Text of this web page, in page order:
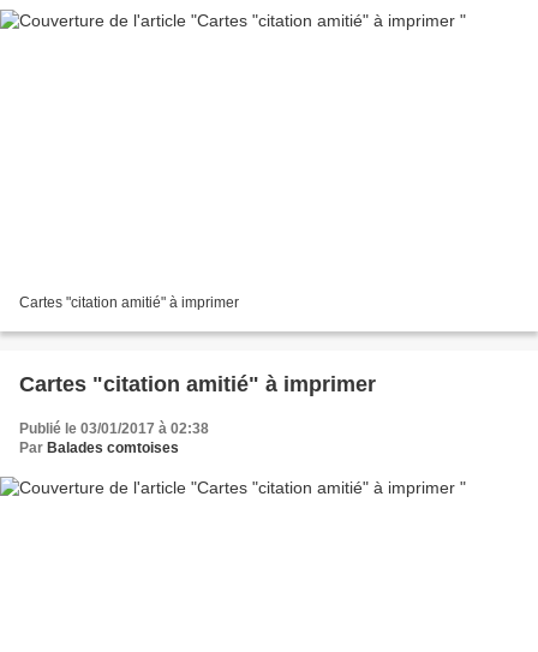
Cartes "citation amitié" à imprimer
Cartes "citation amitié" à imprimer
Publié le 03/01/2017 à 02:38
Par Balades comtoises